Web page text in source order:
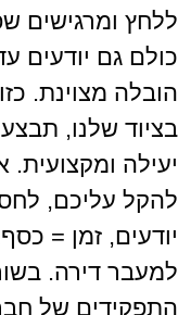
ללחץ ומרגישים
כולם גם יודעים
הובלה מצוינת.
בציוד שלנו, תבצע
יעילה ומקצועית.
להקל עליכם,
יודעים, זמן = כסף
למעבר דירה.
התפקידים של